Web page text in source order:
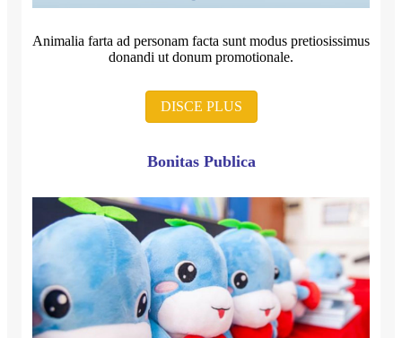
Animalia farta ad personam facta sunt modus pretiosissimus
donandi ut donum promotionale.
DISCE PLUS
Bonitas Publica